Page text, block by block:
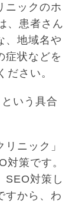
ニックのホ
、患者さん
、地域名や
症状などを
さい。
いう具合
ニック」
対策です。
SEO対策し
すから、わ